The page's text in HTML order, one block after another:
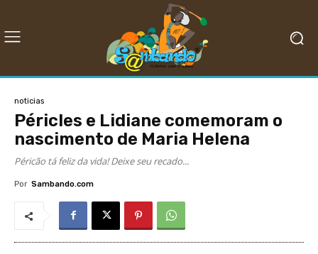
noticias
Péricles e Lidiane comemoram o
nascimento de Maria Helena
Péricão tá feliz da vida! Deixe seu recado...
Por Sambando.com